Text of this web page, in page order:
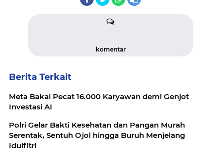
komentar
Berita Terkait
Meta Bakal Pecat 16.000 Karyawan demi Genjot
Investasi AI
Polri Gelar Bakti Kesehatan dan Pangan Murah
Serentak, Sentuh Ojol hingga Buruh Menjelang
Idulfitri